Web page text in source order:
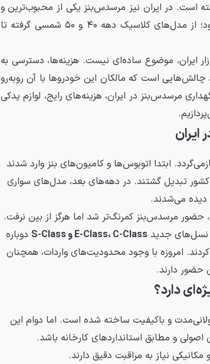
است. در ایران نیز مرسدس‌بنز یکی از محبوب‌ترین و
پرطرفدارترین خودروهای لوکس به شمار می‌رود؛ از مدل‌های کلاسیک دهه ۴۰ و ۵۰ شمسی گرفته تا
ایران، موضوع ساده‌ای نیست. هزینه‌ها، دسترسی به
است که مالکان این خودروها با آن روبه‌رو
مرسدس‌بنز در ایران، هزینه‌های رایج، لوازم یدکی
به ایران به دهه ۳۰ شمسی بازمی‌گردد. ابتدا اتوبوس‌ها و کامیون‌های بنز وارد شدند
تبدیل گشتند. در دهه‌های بعد، مدل‌های سواری
دیده می‌شدند.
مرسدس‌بنز کمرنگ‌تر شد اما هرگز از بین نرفت.
E-Class، C-Class و S-Class
دوباره
امروزه با وجود محدودیت‌های واردات، همچنان
دارند.
دارد؟
و باکیفیت ساخته شده است. اما دوام این
و مطابق استانداردهای کارخانه باشد.
نیاز به مراقبت دقیق دارند.